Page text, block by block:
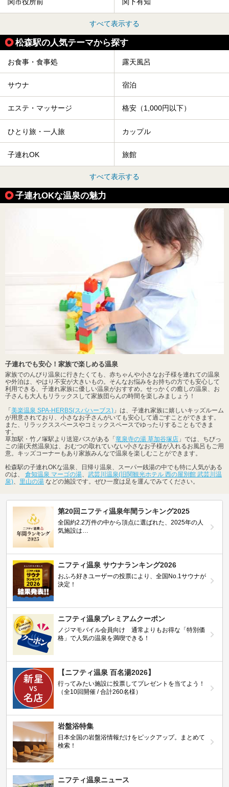
関市役所前 関下有知
すべて表示する
松森駅の人気テーマから探す
お食事・食事処 露天風呂
サウナ 宿泊
エステ・マッサージ 格安（1,000円以下）
ひとり旅・一人旅 カップル
子連れOK 旅館
すべて表示する
子連れOKな温泉の魅力
子連れでも安心！家族で楽しめる温泉
家族でのんびり温泉に行きたくても、赤ちゃんや小さなお子様を連れての温泉
や外泊は、やはり不安が大きいもの。そんなお悩みをお持ちの方でも安心して
利用できる、子連れ家族に優しい温泉がおすすめ。せっかくの癒しの温泉、お
子さんも大人もリラックスして家族団らんの時間を楽しみましょう！
「美楽温泉 SPA-HERBS(スパハーブス) 」は、子連れ家族に嬉しいキッズルーム
が用意されており、小さなお子さんがいても安心して過ごすことができます。
また、リラックススペースやコミックスペースでゆったりすることもできま
す。
草加駅・竹ノ塚駅より送迎バスがある「竜泉寺の湯 草加谷塚店 」では、ちびっ
この湯(天然温泉)は、おむつの取れていない小さなお子様が入れるお風呂もご用
意。キッズコーナーもあり家族みんなで温泉を楽しむことができます。
松森駅の子連れOKな温泉、日帰り温泉、スーパー銭湯の中でも特に人気がある
のは、 倉知温泉 マーゴの湯
武芸川温泉(旧関観光ホテル 西の屋別館 武芸川温
泉)
里山の湯 などの施設です。ぜひ一度は足を運んでみてください。
第20回ニフティ温泉年間ランキング2025
全国約2.2万件の中から頂点に選ばれた、2025年の人
気施設は…
ニフティ温泉 サウナランキング2026
おふろ好きユーザーの投票により、全国No.1サウナが
決定！
ニフティ温泉プレミアムクーポン
ノジマモバイル会員向け 通常よりもお得な「特別価
格」で人気の温泉を満喫できる！
【ニフティ温泉 百名湯2026】
行ってみたい施設に投票してプレゼントを当てよう！
（全10回開催 / 合計260名様）
岩盤浴特集
日本全国の岩盤浴情報だけをピックアップ。まとめて
検索！
ニフティ温泉ニュース